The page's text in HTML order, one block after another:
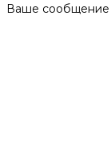
Ваше сообщение